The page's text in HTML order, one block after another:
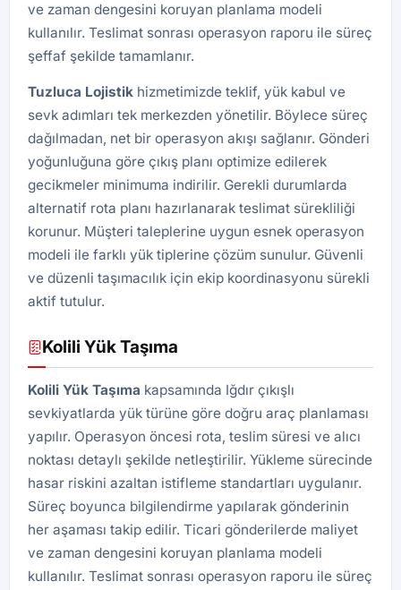
ve zaman dengesini koruyan planlama modeli
kullanılır. Teslimat sonrası operasyon raporu ile süreç
şeffaf şekilde tamamlanır.
Tuzluca Lojistik hizmetimizde teklif, yük kabul ve
sevk adımları tek merkezden yönetilir. Böylece süreç
dağılmadan, net bir operasyon akışı sağlanır. Gönderi
yoğunluğuna göre çıkış planı optimize edilerek
gecikmeler minimuma indirilir. Gerekli durumlarda
alternatif rota planı hazırlanarak teslimat sürekliliği
korunur. Müşteri taleplerine uygun esnek operasyon
modeli ile farklı yük tiplerine çözüm sunulur. Güvenli
ve düzenli taşımacılık için ekip koordinasyonu sürekli
aktif tutulur.
Kolili Yük Taşıma
Kolili Yük Taşıma kapsamında Iğdır çıkışlı
sevkiyatlarda yük türüne göre doğru araç planlaması
yapılır. Operasyon öncesi rota, teslim süresi ve alıcı
noktası detaylı şekilde netleştirilir. Yükleme sürecinde
hasar riskini azaltan istifleme standartları uygulanır.
Süreç boyunca bilgilendirme yapılarak gönderinin
her aşaması takip edilir. Ticari gönderilerde maliyet
ve zaman dengesini koruyan planlama modeli
kullanılır. Teslimat sonrası operasyon raporu ile süreç